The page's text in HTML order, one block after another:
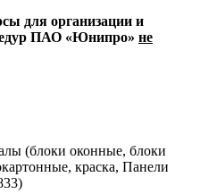
для организации и
ПАО «Юнипро» не
(блоки оконные, блоки
краска, Панели